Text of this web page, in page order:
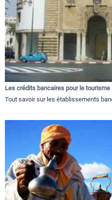
Les crédits bancaires pour le tourisme
Tout savoir sur les établissements